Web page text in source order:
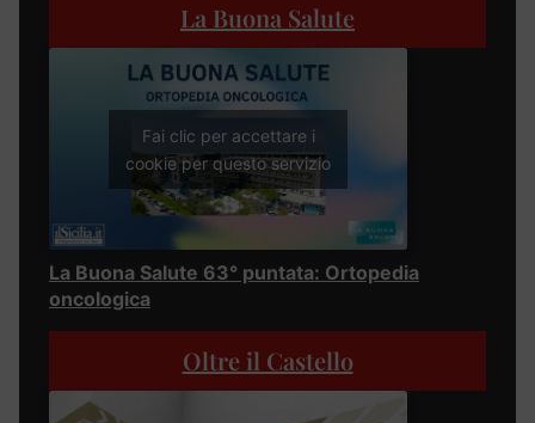
La Buona Salute
Fai clic per accettare i
cookie per questo servizio
La Buona Salute 63° puntata: Ortopedia
oncologica
Oltre il Castello